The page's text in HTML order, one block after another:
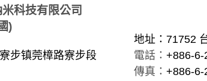
科技有限公司
)
步镇莞樟路寮步段
地址：71752
電話：+886-6-
傳真：+886-6-